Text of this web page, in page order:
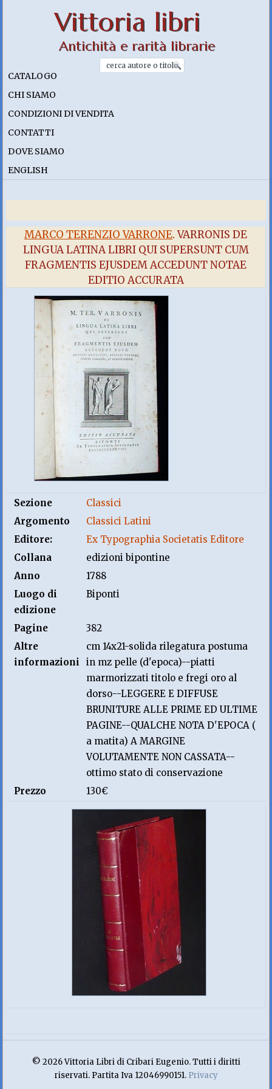
Vittoria libri
Antichità e rarità librarie
CATALOGO
CHI SIAMO
CONDIZIONI DI VENDITA
CONTATTI
DOVE SIAMO
ENGLISH
MARCO TERENZIO VARRONE. VARRONIS DE
LINGUA LATINA LIBRI QUI SUPERSUNT CUM
FRAGMENTIS EJUSDEM ACCEDUNT NOTAE
EDITIO ACCURATA
Sezione
Classici
Argomento
Classici Latini
Editore:
Ex Typographia Societatis Editore
Collana
edizioni bipontine
Anno
1788
Luogo di
edizione
Biponti
Pagine
382
Altre
informazioni
cm 14x21-solida rilegatura postuma
in mz pelle (d'epoca)--piatti
marmorizzati titolo e fregi oro al
dorso--LEGGERE E DIFFUSE
BRUNITURE ALLE PRIME ED ULTIME
PAGINE--QUALCHE NOTA D'EPOCA (
a matita) A MARGINE
VOLUTAMENTE NON CASSATA--
ottimo stato di conservazione
Prezzo
130€
© 2026 Vittoria Libri di Cribari Eugenio. Tutti i diritti
riservati. Partita Iva 12046990151. Privacy